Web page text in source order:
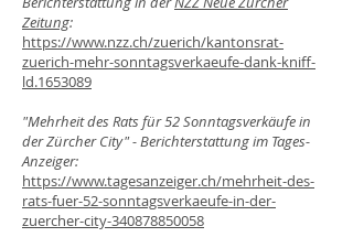
Zeitung:
https://www.nzz.ch/zuerich/kantonsrat-
zuerich-mehr-sonntagsverkaeufe-dank-kniff-
ld.1653089
"Mehrheit des Rats für 52 Sonntagsverkäufe in
der Zürcher City" - Berichterstattung im Tages-
Anzeiger:
https://www.tagesanzeiger.ch/mehrheit-des-
rats-fuer-52-sonntagsverkaeufe-in-der-
zuercher-city-340878850058